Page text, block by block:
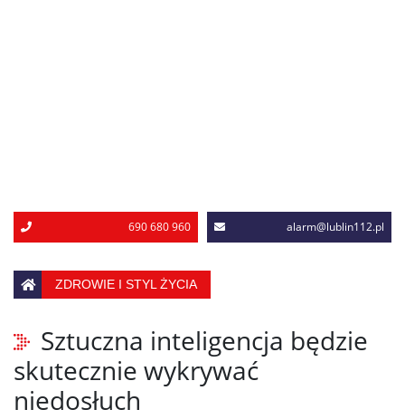
690 680 960 alarm@lublin112.pl
ZDROWIE I STYL ŻYCIA
Sztuczna inteligencja będzie
skutecznie wykrywać
niedosłuch